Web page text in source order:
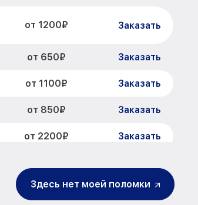
от 1200₽ Заказать
от 650₽ Заказать
от 1100₽ Заказать
от 850₽ Заказать
от 2200₽ Заказать
от 1600₽ Заказать
Здесь нет моей поломки